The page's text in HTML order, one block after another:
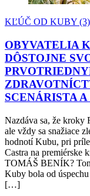
KĽÚČ OD KUBY (3)
OBYVATELIA
DÔSTOJNE
SCENÁRISTA
Nazdáva sa, že kroky
ale vždy sa snažiace
hodnotí Kubu, pri
Castra na premiérske
TOMÁŠ BENÍK?
Kuby bola od
[…]